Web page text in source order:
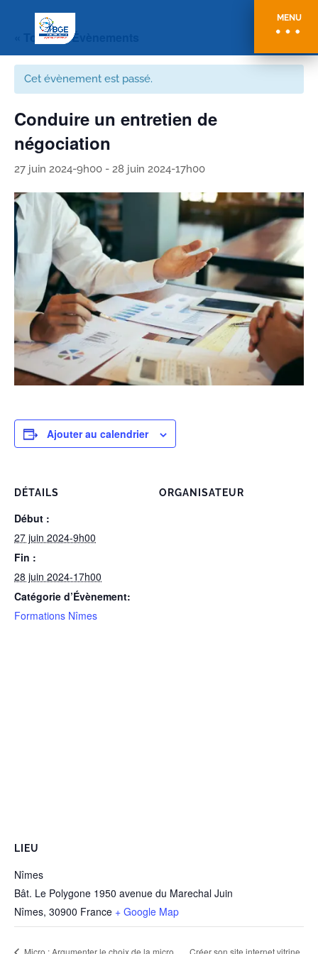
MENU
« Tous les Évènements
Cet évènement est passé.
Conduire un entretien de
négociation
27 juin 2024-9h00 - 28 juin 2024-17h00
Ajouter au calendrier
DÉTAILS
Début :
27 juin 2024-9h00
Fin :
28 juin 2024-17h00
Catégorie d’Évènement:
Formations Nîmes
ORGANISATEUR
LIEU
Nîmes
Bât. Le Polygone 1950 avenue du Marechal Juin
Nîmes, 30900 France + Google Map